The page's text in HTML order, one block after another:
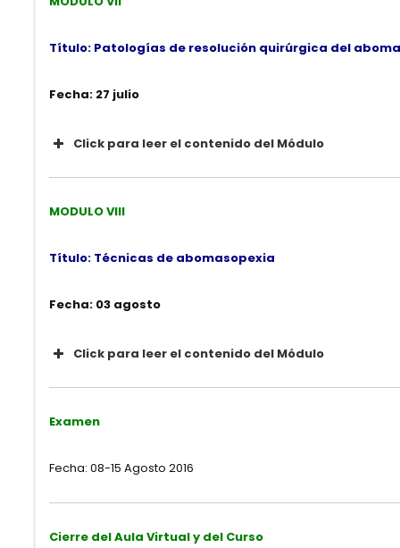
Video Demostrativo:
Título: Patologías de resolución quirúrgica del
Fecha: 27 julio
Click para leer el contenido del Módulo
MODULO VIII
Título: Técnicas de abomasopexia
Fecha: 03 agosto
Click para leer el contenido del Módulo
Examen
Fecha: 08-15 Agosto 2016
Cierre del Aula Virtual y del Curso